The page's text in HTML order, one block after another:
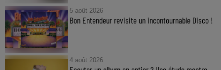
5 août 2026
Bon Entendeur revisite un incontournable Disco !
4 août 2026